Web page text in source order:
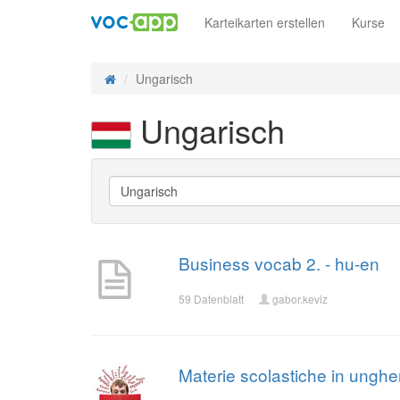
Karteikarten erstellen Kurse
Ungarisch
Ungarisch
Business vocab 2. - hu-en
59 Datenblatt gabor.keviz
Materie scolastiche in